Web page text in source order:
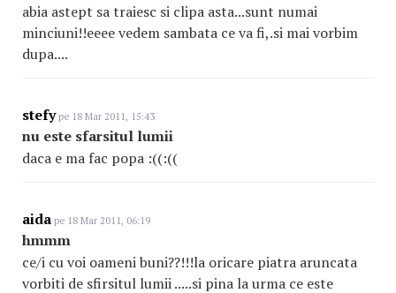
abia astept sa traiesc si clipa asta...sunt numai
minciuni!!eeee vedem sambata ce va fi,.si mai vorbim
dupa....
stefype 18 Mar 2011, 15:43
nu este sfarsitul lumii
daca e ma fac popa :((:((
aida pe 18 Mar 2011, 06:19
hmmm
ce/i cu voi oameni buni??!!!la oricare piatra aruncata
vorbiti de sfirsitul lumii .....si pina la urma ce este